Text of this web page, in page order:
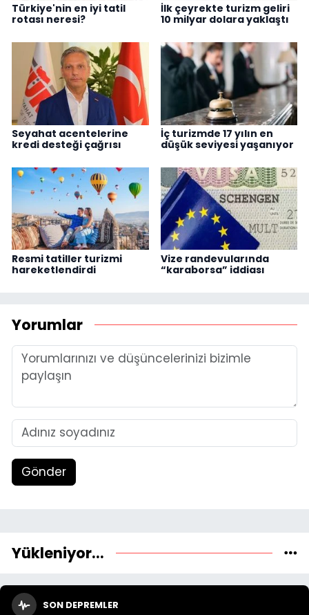
Türkiye'nin en iyi tatil
rotası neresi?
İlk çeyrekte turizm geliri
10 milyar dolara yaklaştı
Seyahat acentelerine
kredi desteği çağrısı
İç turizmde 17 yılın en
düşük seviyesi yaşanıyor
Resmi tatiller turizmi
hareketlendirdi
Vize randevularında
“karaborsa” iddiası
Yorumlar
Gönder
Yükleniyor...
SON DEPREMLER